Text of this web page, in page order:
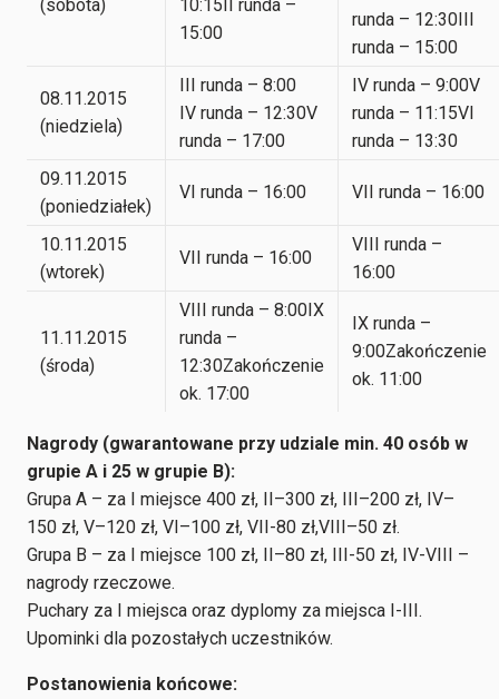
(sobota)
10:15II runda –
15:00
runda – 12:30III
runda – 15:00
08.11.2015
(niedziela)
III runda – 8:00
IV runda – 12:30V
runda – 17:00
IV runda – 9:00V
runda – 11:15VI
runda – 13:30
09.11.2015
(poniedziałek)
VI runda – 16:00 VII runda – 16:00
10.11.2015
(wtorek)
VII runda – 16:00
VIII runda –
16:00
11.11.2015
(środa)
VIII runda – 8:00IX
runda –
12:30Zakończenie
ok. 17:00
IX runda –
9:00Zakończenie
ok. 11:00
Nagrody (gwarantowane przy udziale min. 40 osób w
grupie A i 25 w grupie B):
Grupa A – za I miejsce 400 zł, II–300 zł, III–200 zł, IV–
150 zł, V–120 zł, VI–100 zł, VII-80 zł,VIII–50 zł.
Grupa B – za I miejsce 100 zł, II–80 zł, III-50 zł, IV-VIII –
nagrody rzeczowe.
Puchary za I miejsca oraz dyplomy za miejsca I-III.
Upominki dla pozostałych uczestników.
Postanowienia końcowe: